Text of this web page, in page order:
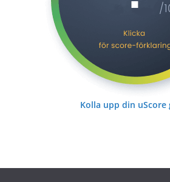
Kolla upp din uScore